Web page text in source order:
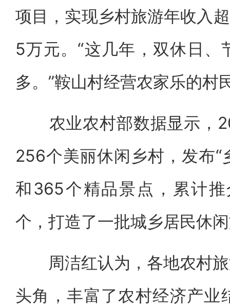
项目，实现乡村旅游年收入
5万元。“这几年，双休日
多。”鞍山村经营农家乐的村
农业农村部数据显示，
256个美丽休闲乡村，发布“
和365个精品景点，累计
个，打造了一批城乡居民休
周洁红认为，各地农村旅
头角，丰富了农村经济产业